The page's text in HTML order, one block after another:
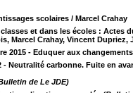
scolaires / Marcel Crahay
et dans les écoles : Actes
Marcel Crahay, Vincent Dupriez,
2015 - Eduquer aux
- Neutralité carbonne. Fuite en
de Le JDE)